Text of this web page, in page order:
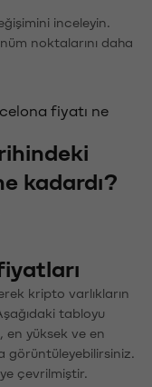
inceleyin.
noktalarını daha
fiyatı ne
kadardı?
kripto varlıkların
tabloyu
en yüksek ve en
görüntüleyebilirsiniz.
çevrilmiştir.